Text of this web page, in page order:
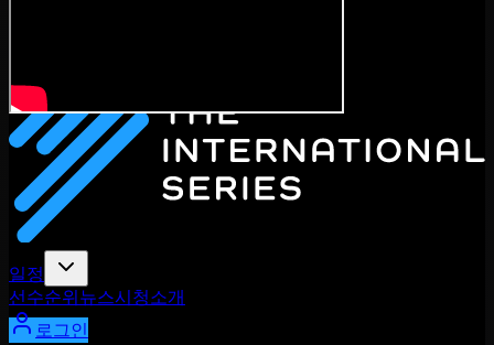
일정
선수순위 뉴스시청소개
로그인